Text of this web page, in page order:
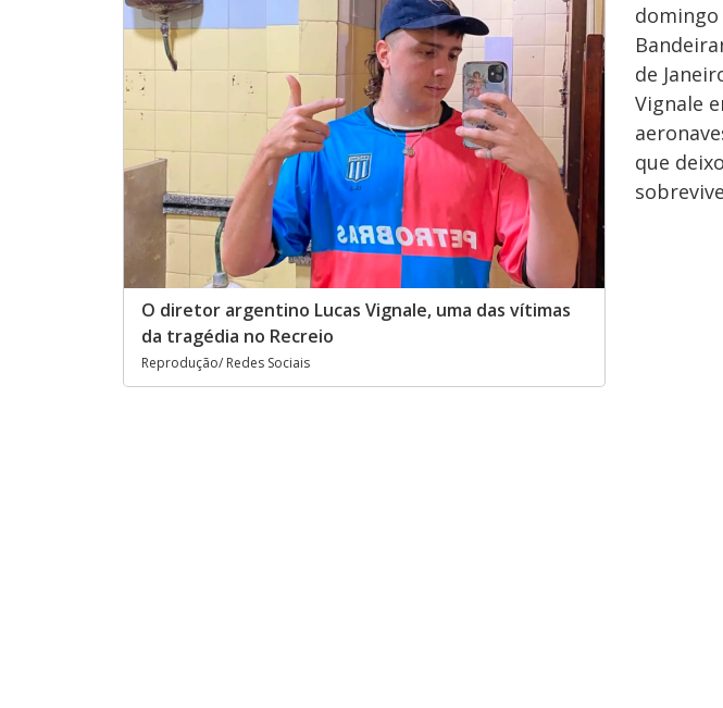
O diretor argentino Lucas Vignale, uma das vítimas
da tragédia no Recreio
Reprodução/ Redes Sociais
domingo
de
Vignale
que